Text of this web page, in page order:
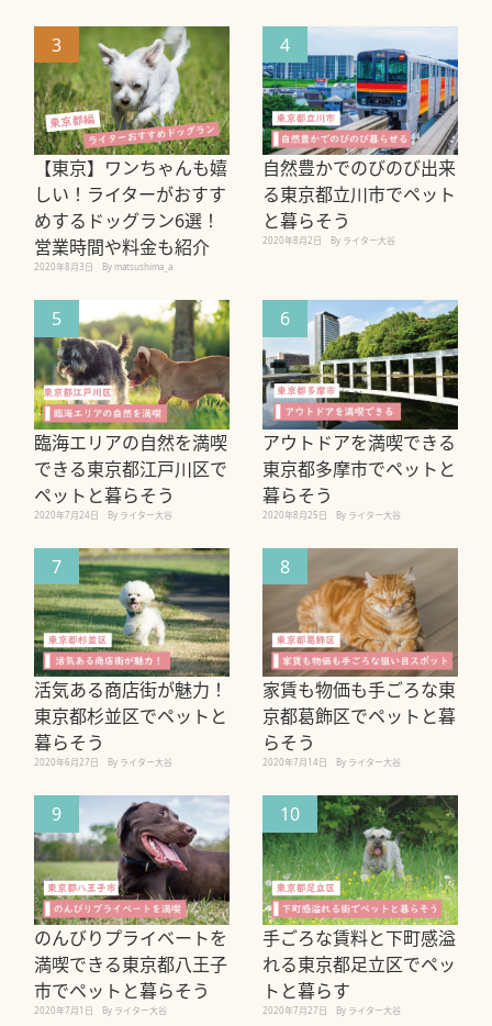
3
【東京】ワンちゃんも嬉
しい！ライターがおすす
めするドッグラン6選！
営業時間や料金も紹介
2020年8月3日 By matsushima_a
4
自然豊かでのびのび出来
る東京都立川市でペット
と暮らそう
2020年8月2日 By ライター大谷
5
臨海エリアの自然を満喫
できる東京都江戸川区で
ペットと暮らそう
2020年7月24日 By ライター大谷
6
アウトドアを満喫できる
東京都多摩市でペットと
暮らそう
2020年8月25日 By ライター大谷
7
活気ある商店街が魅力！
東京都杉並区でペットと
暮らそう
2020年6月27日 By ライター大谷
8
家賃も物価も手ごろな東
京都葛飾区でペットと暮
らそう
2020年7月14日 By ライター大谷
9
のんびりプライベートを
満喫できる東京都八王子
市でペットと暮らそう
2020年7月1日 By ライター大谷
10
手ごろな賃料と下町感溢
れる東京都足立区でペッ
トと暮らす
2020年7月27日 By ライター大谷